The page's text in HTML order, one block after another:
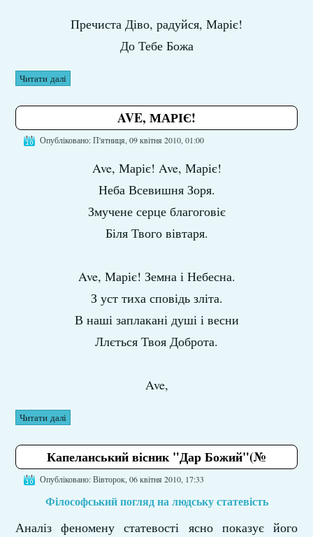
Пречиста Діво, радуйся, Маріє!
До Тебе Божа
Читати далі
AVE, МАРІЄ!
Опубліковано: П'ятниця, 09 квітня 2010, 01:00
Ave, Маріє! Ave, Маріє!
Неба Всевишня Зоря.
Змучене серце благоговіє
Біля Твого вівтаря.
Ave, Маріє! Земна і Небесна.
З уст тиха сповідь зліта.
В наші заплакані душі і весни
Ллється Твоя Доброта.
Ave,
Читати далі
Капеланський вісник "Дар Божий"(№
Опубліковано: Вівторок, 06 квітня 2010, 17:33
Філософський погляд налюдську статевість
Аналіз феномену статевості ясно показує його